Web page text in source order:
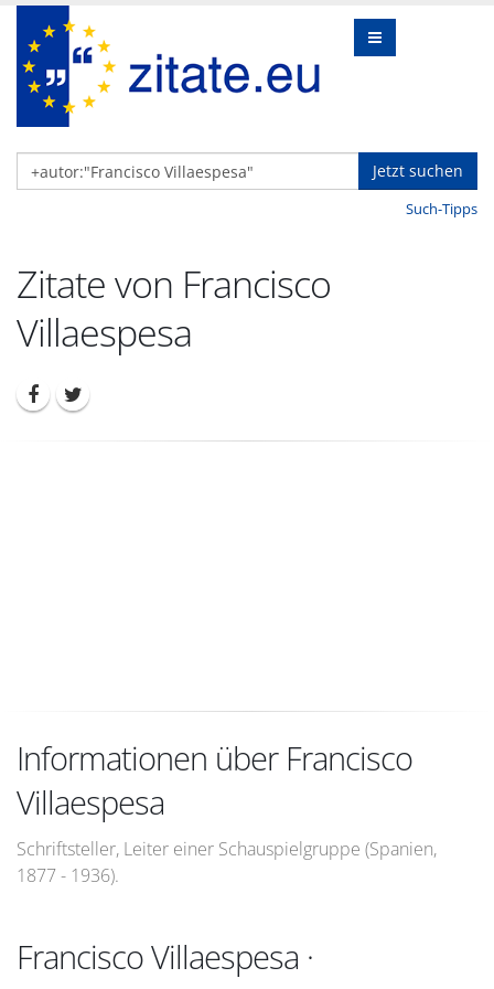
Jetzt suchen
Such-Tipps
Zitate von Francisco
Villaespesa
Informationen über Francisco
Villaespesa
Schriftsteller, Leiter einer Schauspielgruppe (Spanien,
1877 - 1936).
Francisco Villaespesa ·